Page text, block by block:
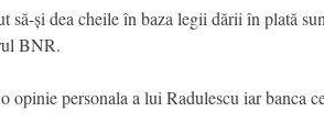
să-și dea cheile în baza legii dării în plată
BNR.
opinie personala a lui Radulescu iar banca